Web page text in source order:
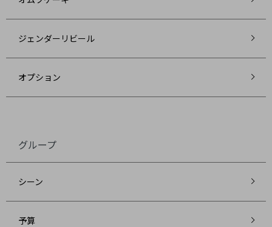
ジェンダーリビール
オプション
グループ
シーン
予算